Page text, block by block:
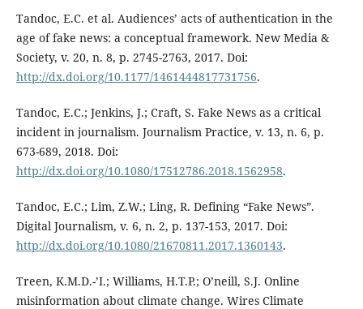
Tandoc, E.C. et al. Audiences’ acts of authentication in the
age of fake news: a conceptual framework. New Media &
Society, v. 20, n. 8, p. 2745-2763, 2017. Doi:
http://dx.doi.org/10.1177/1461444817731756.
Tandoc, E.C.; Jenkins, J.; Craft, S. Fake News as a critical
incident in journalism. Journalism Practice, v. 13, n. 6, p.
673-689, 2018. Doi:
http://dx.doi.org/10.1080/17512786.2018.1562958.
Tandoc, E.C.; Lim, Z.W.; Ling, R. Defining “Fake News”.
Digital Journalism, v. 6, n. 2, p. 137-153, 2017. Doi:
http://dx.doi.org/10.1080/21670811.2017.1360143.
Treen, K.M.D.-’I.; Williams, H.T.P.; O’neill, S.J. Online
misinformation about climate change. Wires Climate